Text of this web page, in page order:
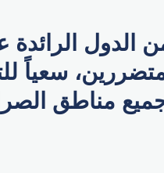
الدول الرائدة
سعياً
مناطق